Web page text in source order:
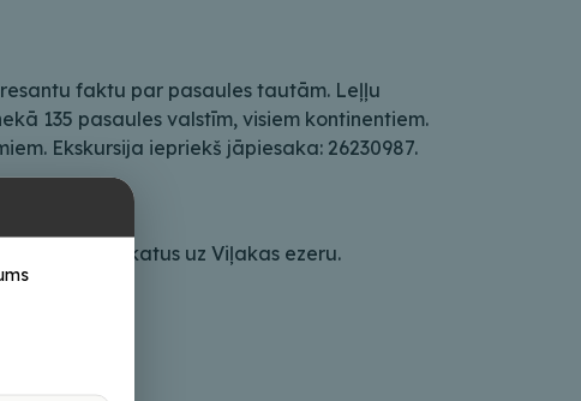
faktu par pasaules tautām. Leļļu
135 pasaules valstīm, visiem kontinentiem.
Ekskursija iepriekš jāpiesaka: 26230987.
baudot skatus uz Viļakas ezeru.